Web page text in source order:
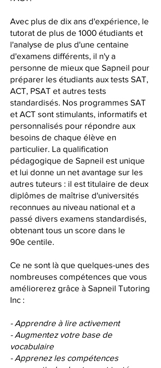
Avec plus de dix ans d'expérience, le
tutorat de plus de 1000 étudiants et
l'analyse de plus d'une centaine
d'examens différents, il n'y a
personne de mieux que Sapneil pour
préparer les étudiants aux tests SAT,
ACT, PSAT et autres tests
standardisés. Nos programmes SAT
et ACT sont stimulants, informatifs et
personnalisés pour répondre aux
besoins de chaque élève en
particulier. La qualification
pédagogique de Sapneil est unique
et lui donne un net avantage sur les
autres tuteurs : il est titulaire de deux
diplômes de maîtrise d'universités
reconnues au niveau national et a
passé divers examens standardisés,
obtenant tous un score dans le
90e centile.
Ce ne sont là que quelques-unes des
nombreuses compétences que vous
améliorerez grâce à Sapneil Tutoring
Inc :
- Apprendre à lire activement
- Augmentez votre base de
vocabulaire
- Apprenez les compétences